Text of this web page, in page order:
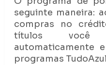
seguinte maneira:
compras no
títulos você
automaticamente
programas